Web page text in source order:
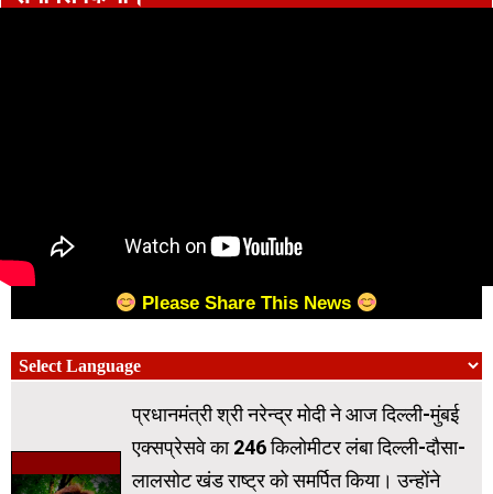
Please Share This News
प्रधानमंत्री श्री नरेन्द्र मोदी ने आज दिल्ली-मुंबई
एक्सप्रेसवे का 246 किलोमीटर लंबा दिल्ली-दौसा-
लालसोट खंड राष्ट्र को समर्पित किया। उन्होंने